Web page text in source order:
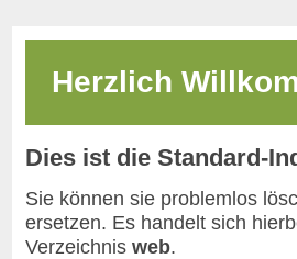
Herzlich
Dies ist die Standard-
Sie können sie problemlos
ersetzen. Es handelt sich
Verzeichnis web.